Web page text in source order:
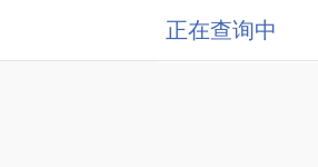
正在查询中